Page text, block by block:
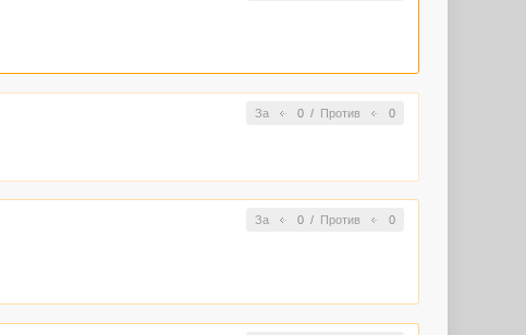
За 0/ Против 0
За 0/ Против 0